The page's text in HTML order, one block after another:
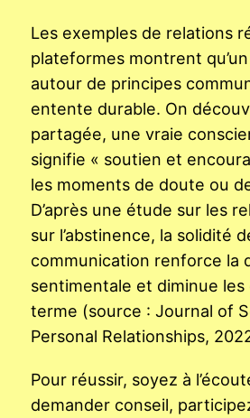
Les exemples de relations
plateformes montrent
autour de principes
entente durable. On
partagée, une vraie
signifie « soutien et
les moments de doute ou
D’après une étude sur les
sur l’abstinence, la solidité
communication renforce la
sentimentale et diminue
terme (source : Journal of
Personal Relationships,
Pour réussir, soyez à
demander conseil,